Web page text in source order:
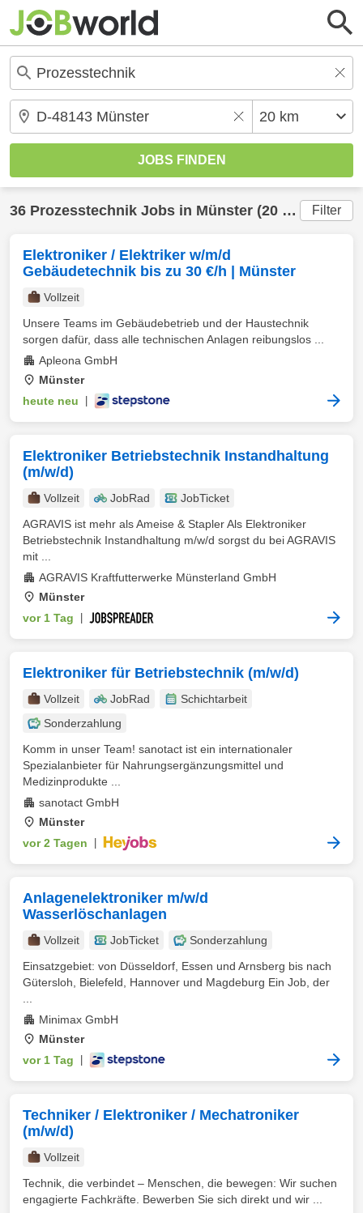
36 Prozesstechnik Jobs in Münster (20 km) gefunden Filter
Elektroniker / Elektriker w/m/d
Gebäudetechnik bis zu 30 €/h | Münster
Vollzeit
Unsere Teams im Gebäudebetrieb und der Haustechnik
sorgen dafür, dass alle technischen Anlagen reibungslos ...
Apleona GmbH
Münster
heute neu
Elektroniker Betriebstechnik Instandhaltung
(m/w/d)
Vollzeit JobRad
JobTicket
AGRAVIS ist mehr als Ameise & Stapler Als Elektroniker
Betriebstechnik Instandhaltung m/w/d sorgst du bei AGRAVIS
mit ...
AGRAVIS Kraftfutterwerke Münsterland GmbH
Münster
vor 1 Tag
Elektroniker für Betriebstechnik (m/w/d)
Vollzeit JobRad
Schichtarbeit
Sonderzahlung
Komm in unser Team! sanotact ist ein internationaler
Spezialanbieter für Nahrungsergänzungsmittel und
Medizinprodukte ...
sanotact GmbH
Münster
vor 2 Tagen
Anlagenelektroniker m/w/d
Wasserlöschanlagen
Vollzeit JobTicket
Sonderzahlung
Einsatzgebiet: von Düsseldorf, Essen und Arnsberg bis nach
Gütersloh, Bielefeld, Hannover und Magdeburg Ein Job, der
Minimax GmbH
Münster
vor 1 Tag
Techniker / Elektroniker / Mechatroniker
(m/w/d)
Vollzeit
Technik, die verbindet – Menschen, die bewegen: Wir suchen
engagierte Fachkräfte. Bewerben Sie sich direkt und wir ...